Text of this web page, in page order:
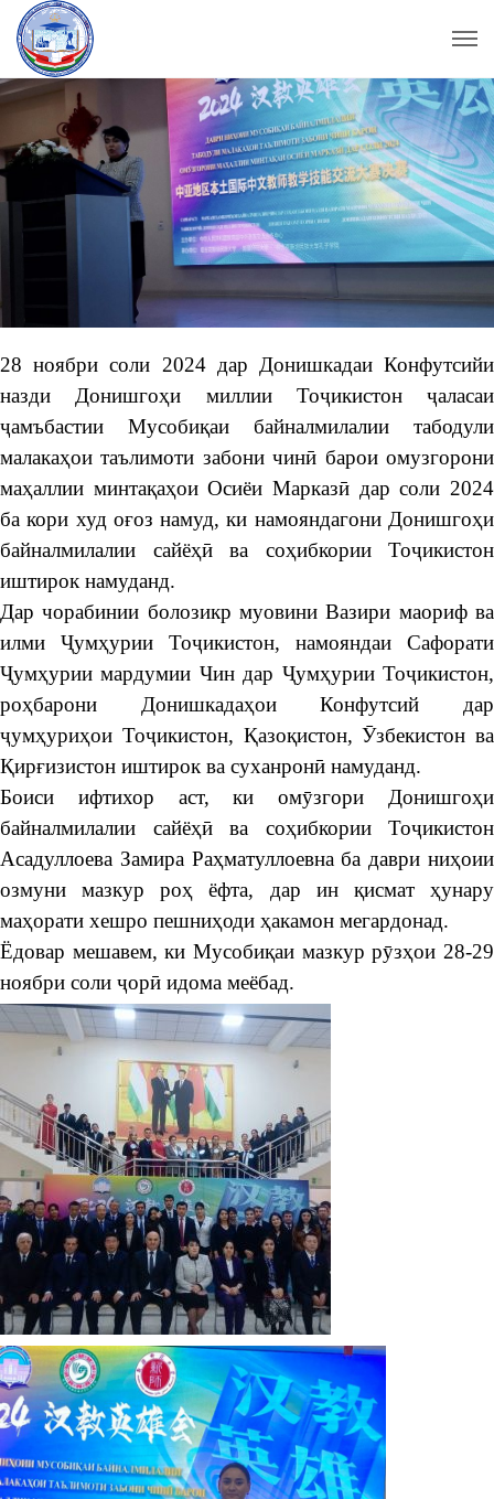
28 ноябри соли 2024 дар Донишкадаи Конфутсийи
назди Донишгоҳи миллии Тоҷикистон ҷаласаи
ҷамъбастии Мусобиқаи байналмилалии табодули
малакаҳои таълимоти забони чинӣ барои омузгорони
маҳаллии минтақаҳои Осиёи Марказӣ дар соли 2024
ба кори худ оғоз намуд, ки намояндагони Донишгоҳи
байналмилалии сайёҳӣ ва соҳибкории Тоҷикистон
иштирок намуданд.
Дар чорабинии болозикр муовини Вазири маориф ва
илми Ҷумҳурии Тоҷикистон, намояндаи Сафорати
Ҷумҳурии мардумии Чин дар Ҷумҳурии Тоҷикистон,
роҳбарони Донишкадаҳои Конфутсий дар
ҷумҳуриҳои Тоҷикистон, Қазоқистон, Ӯзбекистон ва
Қирғизистон иштирок ва суханронӣ намуданд.
Боиси ифтихор аст, ки омӯзгори Донишгоҳи
байналмилалии сайёҳӣ ва соҳибкории Тоҷикистон
Асадуллоева Замира Раҳматуллоевна ба даври ниҳоии
озмуни мазкур роҳ ёфта, дар ин қисмат ҳунару
маҳорати хешро пешниҳоди ҳакамон мегардонад.
Ёдовар мешавем, ки Мусобиқаи мазкур рӯзҳои 28-29
ноябри соли ҷорӣ идома меёбад.